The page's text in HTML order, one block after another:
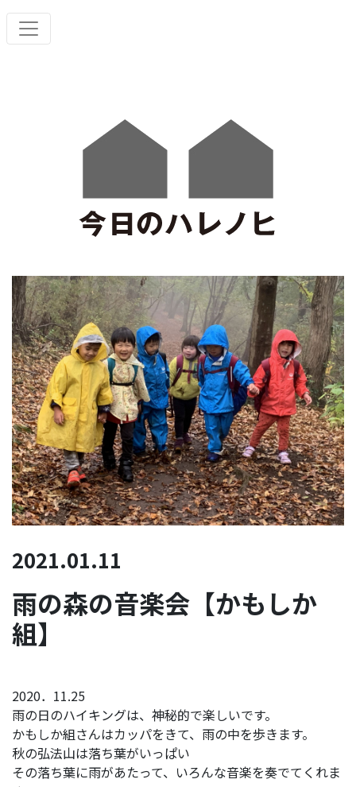
2021.01.11
雨の森の音楽会【かもしか
組】
2020．11.25
雨の日のハイキングは、神秘的で楽しいです。
かもしか組さんはカッパをきて、雨の中を歩きます。
秋の弘法山は落ち葉がいっぱい
その落ち葉に雨があたって、いろんな音楽を奏でてくれま